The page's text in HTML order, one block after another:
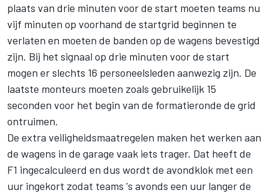
plaats van drie minuten voor de start moeten teams nu
vijf minuten op voorhand de startgrid beginnen te
verlaten en moeten de banden op de wagens bevestigd
zijn. Bij het signaal op drie minuten voor de start
mogen er slechts 16 personeelsleden aanwezig zijn. De
laatste monteurs moeten zoals gebruikelijk 15
seconden voor het begin van de formatieronde de grid
ontruimen.
De extra veiligheidsmaatregelen maken het werken aan
de wagens in de garage vaak iets trager. Dat heeft de
F1 ingecalculeerd en dus wordt de avondklok met een
uur ingekort zodat teams 's avonds een uur langer de